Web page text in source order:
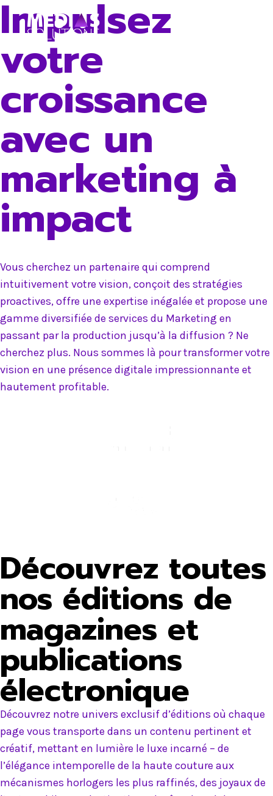
Skip
Impulsez
votre
croissance
avec un
marketing à
impact
Vous cherchez un partenaire qui comprend
intuitivement votre vision, conçoit des stratégies
proactives, offre une expertise inégalée et propose une
gamme diversifiée de services du Marketing en
passant par la production jusqu’à la diffusion ? Ne
cherchez plus. Nous sommes là pour transformer votre
vision en une présence digitale impressionnante et
hautement profitable.
Découvrez toutes
nos éditions de
magazines et
publications
électronique
Découvrez notre univers exclusif d’éditions où chaque
page vous transporte dans un contenu pertinent et
créatif, mettant en lumière le luxe incarné – de
l’élégance intemporelle de la haute couture aux
mécanismes horlogers les plus raffinés, des joyaux de